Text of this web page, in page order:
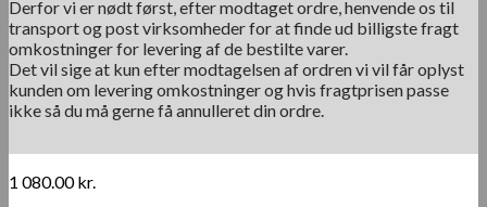
Derfor vi er nødt først, efter modtaget ordre, henvende os til
transport og post virksomheder for at finde ud billigste fragt
omkostninger for levering af de bestilte varer.
Det vil sige at kun efter modtagelsen af ordren vi vil får oplyst
kunden om levering omkostninger og hvis fragtprisen passe
ikke så du må gerne få annulleret din ordre.
1 080.00kr.